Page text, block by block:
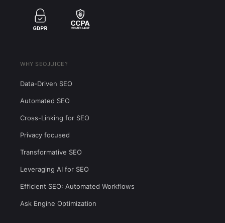
WHY SEOJUICE?
Data-Driven SEO
Automated SEO
Cross-Linking for SEO
Privacy focused
Transformative SEO
Leveraging AI for SEO
Efficient SEO: Automated Workflows
Ask Engine Optimization